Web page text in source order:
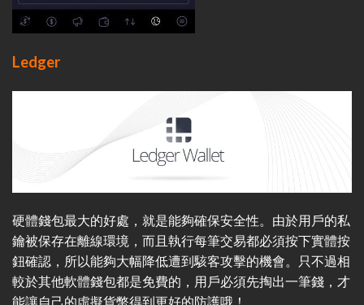
Ledger
硬體錢包最大的好處，就是能夠確保安全性。由於用戶的私
鑰被保存在離線環境，而且執行每筆交易都必須按下實體按
鈕確認，所以能夠大幅降低遭到駭客攻擊的機會。只不過相
較於其他軟體錢包都是免費的，用戶必須先掏出一筆錢，才
能讓自己的虛擬貨幣得到更好的防護哦！